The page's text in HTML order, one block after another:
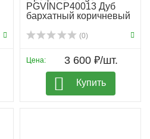
PGVINCP40013 Дуб
бархатный коричневый
(0)
Цена: 3 600 ₽/шт.
Купить